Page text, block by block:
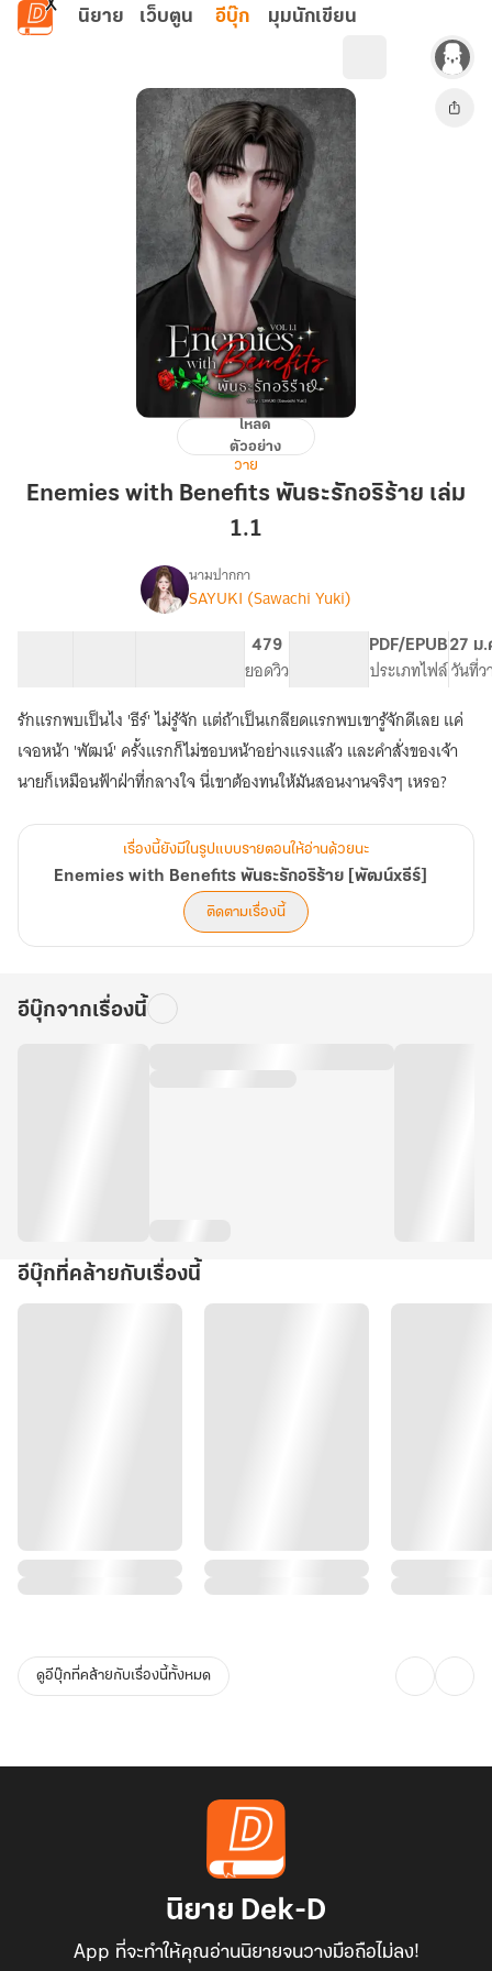
ข้ามไปยังเนื้อหาหลัก
นิยาย เว็บตูน อีบุ๊ก มุมนักเขียน
Enemies
Benefits
อริ
ร้าย
เล่ม
โหลด
ตัวอย่าง
วาย
Enemies with Benefits พันธะรักอริร้าย เล่ม
1.1
เรื่องEnemies
Benefits
พันธะ
อริ
ร้าย
[พัฒน์xธีร์]
นามปากกา
SAYUKI (Sawachi Yuki)
479
ยอดวิว
PDF/EPUB
ประเภทไฟล์
27 ม
วันที่ว
รักแรกพบเป็นไง 'ธีร์' ไม่รู้จัก แต่ถ้าเป็นเกลียดแรกพบเขารู้จักดีเลย แค่
เจอหน้า 'พัฒน์' ครั้งแรกก็ไม่ชอบหน้าอย่างแรงแล้ว และคำสั่งของเจ้า
นายก็เหมือนฟ้าฝ่าที่กลางใจ นี่เขาต้องทนให้มันสอนงานจริงๆ เหรอ?
เรื่องนี้ยังมีในรูปแบบรายตอนให้อ่านด้วยนะ
Enemies with Benefits พันธะรักอริร้าย [พัฒน์xธีร์]
ติดตามเรื่องนี้
อีบุ๊กจากเรื่องนี้
อีบุ๊กที่คล้ายกับเรื่องนี้
ดูอีบุ๊กที่คล้ายกับเรื่องนี้ทั้งหมด
นิยาย Dek-D
App ที่จะทำให้คุณอ่านนิยายจนวางมือถือไม่ลง!